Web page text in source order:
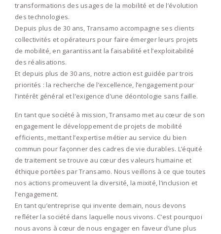
transformations des usages de la mobilité et de l’évolution
des technologies.
Depuis plus de 30 ans, Transamo accompagne ses clients
collectivités et opérateurs pour faire émerger leurs projets
de mobilité, en garantissant la faisabilité et l’exploitabilité
des réalisations.
Et depuis plus de 30 ans, notre action est guidée par trois
priorités : la recherche de l’excellence, l’engagement pour
l’intérêt général et l’exigence d’une déontologie sans faille.
En tant que société à mission, Transamo met au cœur de son
engagement le développement de projets de mobilité
efficients, mettant l’expertise métier au service du bien
commun pour façonner des cadres de vie durables. L’équité
de traitement se trouve au cœur des valeurs humaine et
éthique portées par Transamo. Nous veillons à ce que toutes
nos actions promeuvent la diversité, la mixité, l’inclusion et
l’engagement.
En tant qu’entreprise qui invente demain, nous devons
refléter la société dans laquelle nous vivons. C’est pourquoi
nous avons à cœur de nous engager en faveur d’une plus